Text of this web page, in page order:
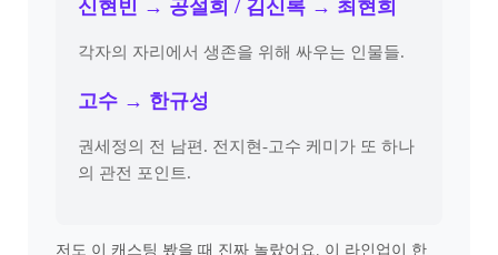
신현빈 → 공설희 / 김신록 → 최현희
각자의 자리에서 생존을 위해 싸우는 인물들.
고수 → 한규성
권세정의 전 남편. 전지현-고수 케미가 또 하나
의 관전 포인트.
저도 이 캐스팅 봤을 때 진짜 놀랐어요. 이 라인업이 한